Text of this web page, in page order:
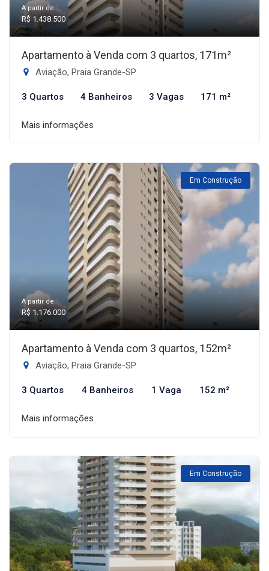
A partir de:
R$ 1.438.500
Apartamento à Venda com 3 quartos, 171m²
Aviação, Praia Grande-SP
3 Quartos 4 Banheiros 3 Vagas 171 m²
Mais informações
Em Construção
A partir de:
R$ 1.176.000
Apartamento à Venda com 3 quartos, 152m²
Aviação, Praia Grande-SP
3 Quartos 4 Banheiros 1 Vaga 152 m²
Mais informações
Em Construção